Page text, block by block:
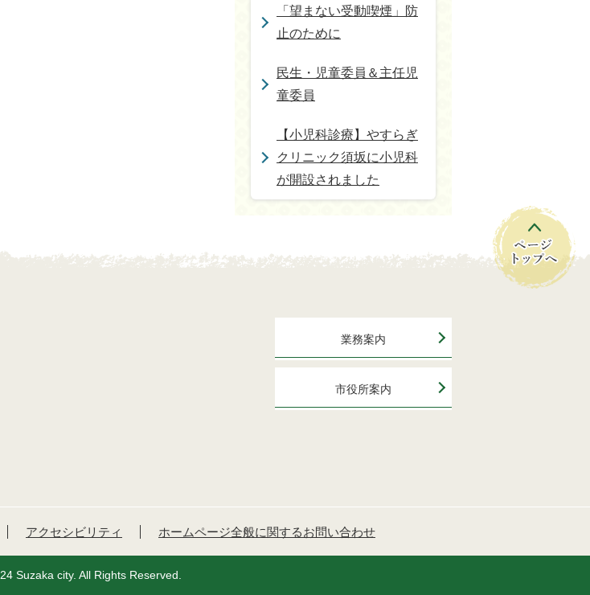
「望まない受動喫煙」防
止のために
民生・児童委員＆主任児
童委員
【小児科診療】やすらぎ
クリニック須坂に小児科
が開設されました
業務案内
市役所案内
アクセシビリティ ホームページ全般に関するお問い合わせ
Suzaka city. All Rights Reserved.